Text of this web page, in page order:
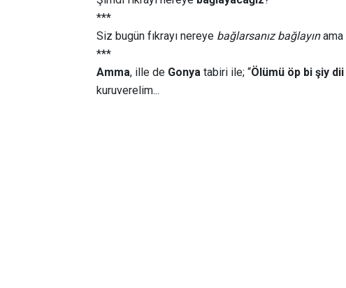
***
Siz bugün fıkrayı nereye bağlarsanız bağlayın
***
Amma, ille de Gonya tabiri ile; “Ölümü öp bi şiy
kuruverelim...